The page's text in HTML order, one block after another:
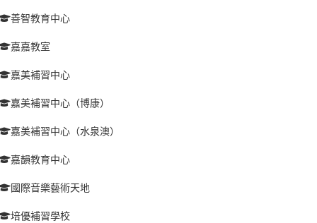
善智教育中心
嘉嘉教室
嘉美補習中心
嘉美補習中心（博康）
嘉美補習中心（水泉澳）
嘉韻教育中心
國際音樂藝術天地
培優補習學校